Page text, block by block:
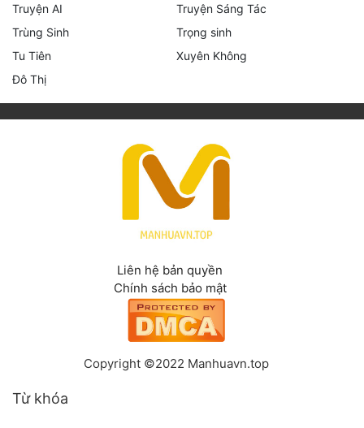
Truyện AI
Truyện Sáng Tác
Trùng Sinh
Trọng sinh
Tu Tiên
Xuyên Không
Đô Thị
Liên hệ bản quyền
Chính sách bảo mật
Copyright ©2022 Manhuavn.top
Từ khóa